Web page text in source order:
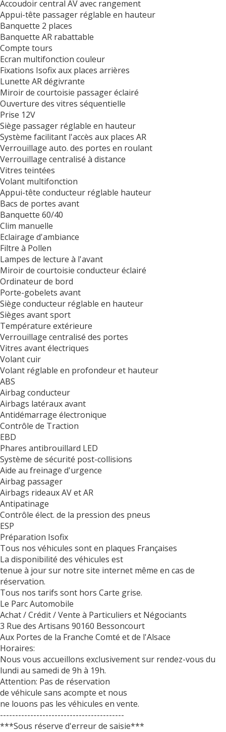
Accoudoir central AV avec rangement
Appui-tête passager réglable en hauteur
Banquette 2 places
Banquette AR rabattable
Compte tours
Ecran multifonction couleur
Fixations Isofix aux places arrières
Lunette AR dégivrante
Miroir de courtoisie passager éclairé
Ouverture des vitres séquentielle
Prise 12V
Siège passager réglable en hauteur
Système facilitant l'accès aux places AR
Verrouillage auto. des portes en roulant
Verrouillage centralisé à distance
Vitres teintées
Volant multifonction
Appui-tête conducteur réglable hauteur
Bacs de portes avant
Banquette 60/40
Clim manuelle
Eclairage d'ambiance
Filtre à Pollen
Lampes de lecture à l'avant
Miroir de courtoisie conducteur éclairé
Ordinateur de bord
Porte-gobelets avant
Siège conducteur réglable en hauteur
Sièges avant sport
Température extérieure
Verrouillage centralisé des portes
Vitres avant électriques
Volant cuir
Volant réglable en profondeur et hauteur
ABS
Airbag conducteur
Airbags latéraux avant
Antidémarrage électronique
Contrôle de Traction
EBD
Phares antibrouillard LED
Système de sécurité post-collisions
Aide au freinage d'urgence
Airbag passager
Airbags rideaux AV et AR
Antipatinage
Contrôle élect. de la pression des pneus
ESP
Préparation Isofix
Tous nos véhicules sont en plaques Françaises
La disponibilité des véhicules est
tenue à jour sur notre site internet même en cas de
réservation.
Tous nos tarifs sont hors Carte grise.
Le Parc Automobile
Achat / Crédit / Vente à Particuliers et Négociants
3 Rue des Artisans 90160 Bessoncourt
Aux Portes de la Franche Comté et de l'Alsace
Horaires:
Nous vous accueillons exclusivement sur rendez-vous du
lundi au samedi de 9h à 19h.
Attention: Pas de réservation
de véhicule sans acompte et nous
ne louons pas les véhicules en vente.
-----------------------------------------
***Sous réserve d'erreur de saisie***